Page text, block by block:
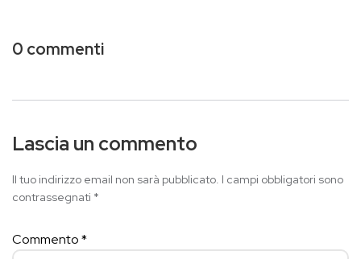
0 commenti
Lascia un commento
Il tuo indirizzo email non sarà pubblicato. I campi obbligatori sono
contrassegnati *
Commento*